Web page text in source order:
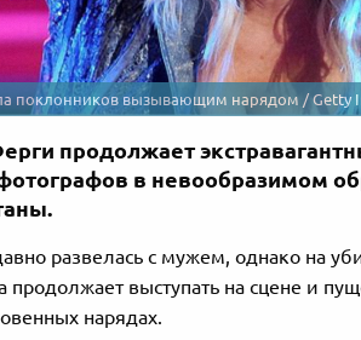
поклонников вызывающим нарядом / Getty
продолжает
в невообразимом
развелась с мужем, однако на
продолжает выступать на сцене и
нарядах.